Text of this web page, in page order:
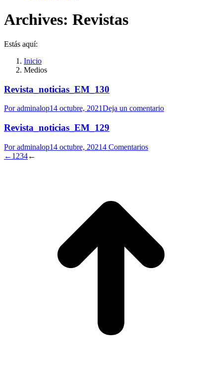
Archives: Revistas
Estás aquí:
Inicio
Medios
Revista_noticias_EM_130
Poradminalop14 octubre, 2021Deja un comentario
Revista_noticias_EM_129
Poradminalop14 octubre, 20214 Comentarios
← 1 234←